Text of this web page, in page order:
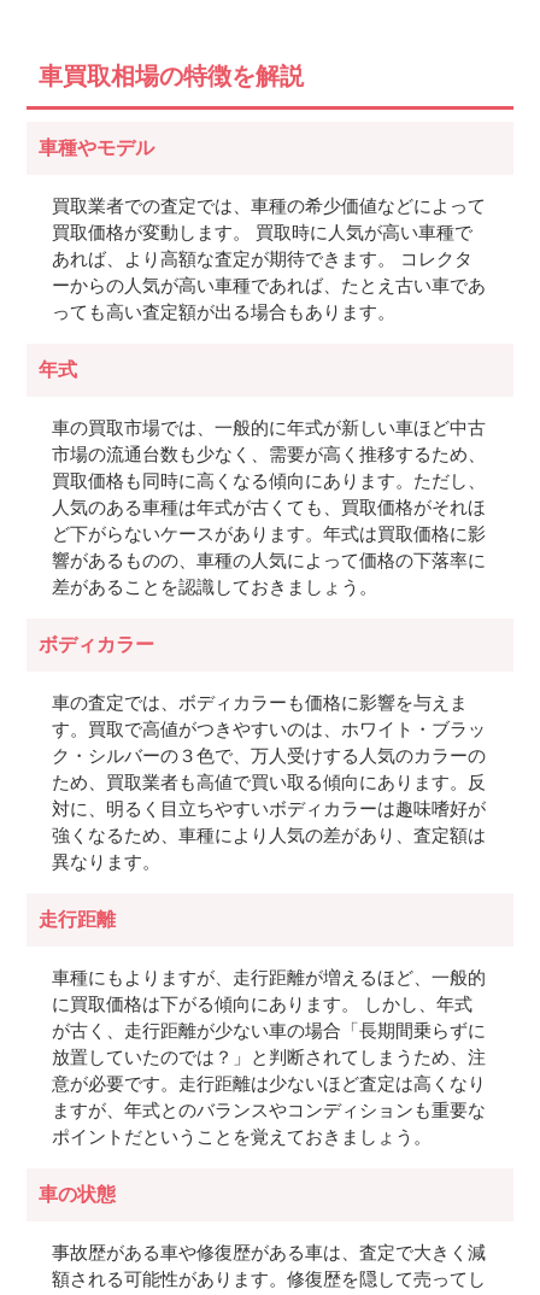
車買取相場の特徴を解説
車種やモデル
買取業者での査定では、車種の希少価値などによって
買取価格が変動します。 買取時に人気が高い車種で
あれば、より高額な査定が期待できます。 コレクタ
ーからの人気が高い車種であれば、たとえ古い車であ
っても高い査定額が出る場合もあります。
年式
車の買取市場では、一般的に年式が新しい車ほど中古
市場の流通台数も少なく、需要が高く推移するため、
買取価格も同時に高くなる傾向にあります。ただし、
人気のある車種は年式が古くても、買取価格がそれほ
ど下がらないケースがあります。年式は買取価格に影
響があるものの、車種の人気によって価格の下落率に
差があることを認識しておきましょう。
ボディカラー
車の査定では、ボディカラーも価格に影響を与えま
す。買取で高値がつきやすいのは、ホワイト・ブラッ
ク・シルバーの３色で、万人受けする人気のカラーの
ため、買取業者も高値で買い取る傾向にあります。反
対に、明るく目立ちやすいボディカラーは趣味嗜好が
強くなるため、車種により人気の差があり、査定額は
異なります。
走行距離
車種にもよりますが、走行距離が増えるほど、一般的
に買取価格は下がる傾向にあります。 しかし、年式
が古く、走行距離が少ない車の場合「長期間乗らずに
放置していたのでは？」と判断されてしまうため、注
意が必要です。走行距離は少ないほど査定は高くなり
ますが、年式とのバランスやコンディションも重要な
ポイントだということを覚えておきましょう。
車の状態
事故歴がある車や修復歴がある車は、査定で大きく減
額される可能性があります。修復歴を隠して売ってし